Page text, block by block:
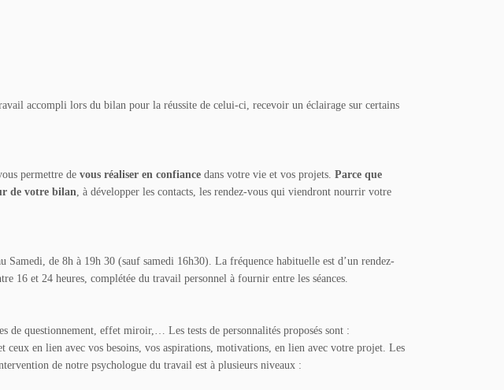
accompli lors du bilan pour la réussite de celui-ci, recevoir un éclairage sur certains
permettre de vous réaliser en confiance dans votre vie et vos projets. Parce que
de votre bilan, à développer les contacts, les rendez-vous qui viendront nourrir votre
de 8h à 19h 30 (sauf samedi 16h30). La fréquence habituelle est d’un rendez-
16 et 24 heures, complétée du travail personnel à fournir entre les séances.
de questionnement, effet miroir,… Les tests de personnalités proposés sont :
en lien avec vos besoins, vos aspirations, motivations, en lien avec votre projet. Les
de notre psychologue du travail est à plusieurs niveaux :